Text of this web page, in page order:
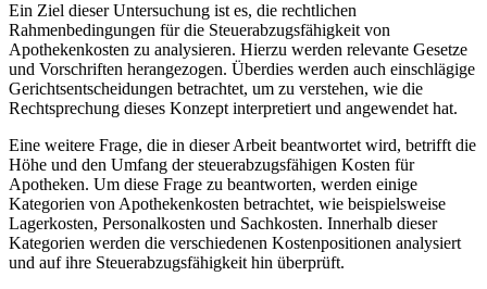
Ein​ Ziel⁢ dieser Untersuchung ist es,⁢ die rechtlichen
Rahmenbedingungen‌ für die Steuerabzugsfähigkeit ‌von
Apothekenkosten zu analysieren. Hierzu werden​ relevante ⁢Gesetze
und Vorschriften ‍herangezogen. Überdies⁤ werden auch einschlägige
Gerichtsentscheidungen betrachtet, um zu verstehen, wie die
Rechtsprechung‍ dieses Konzept‌ interpretiert und angewendet hat.
Eine weitere Frage, ‌die in dieser⁢ Arbeit beantwortet‌ wird, betrifft die
Höhe und den Umfang‌ der steuerabzugsfähigen Kosten ‍für
Apotheken. Um diese Frage zu beantworten, werden einige
Kategorien von Apothekenkosten betrachtet, wie beispielsweise
Lagerkosten, Personalkosten und Sachkosten. Innerhalb dieser
Kategorien werden ‍die‍ verschiedenen‍ Kostenpositionen analysiert
und auf ihre Steuerabzugsfähigkeit hin ​überprüft.